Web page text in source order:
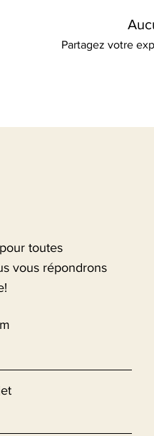
Partagez votre
toutes
vous répondrons